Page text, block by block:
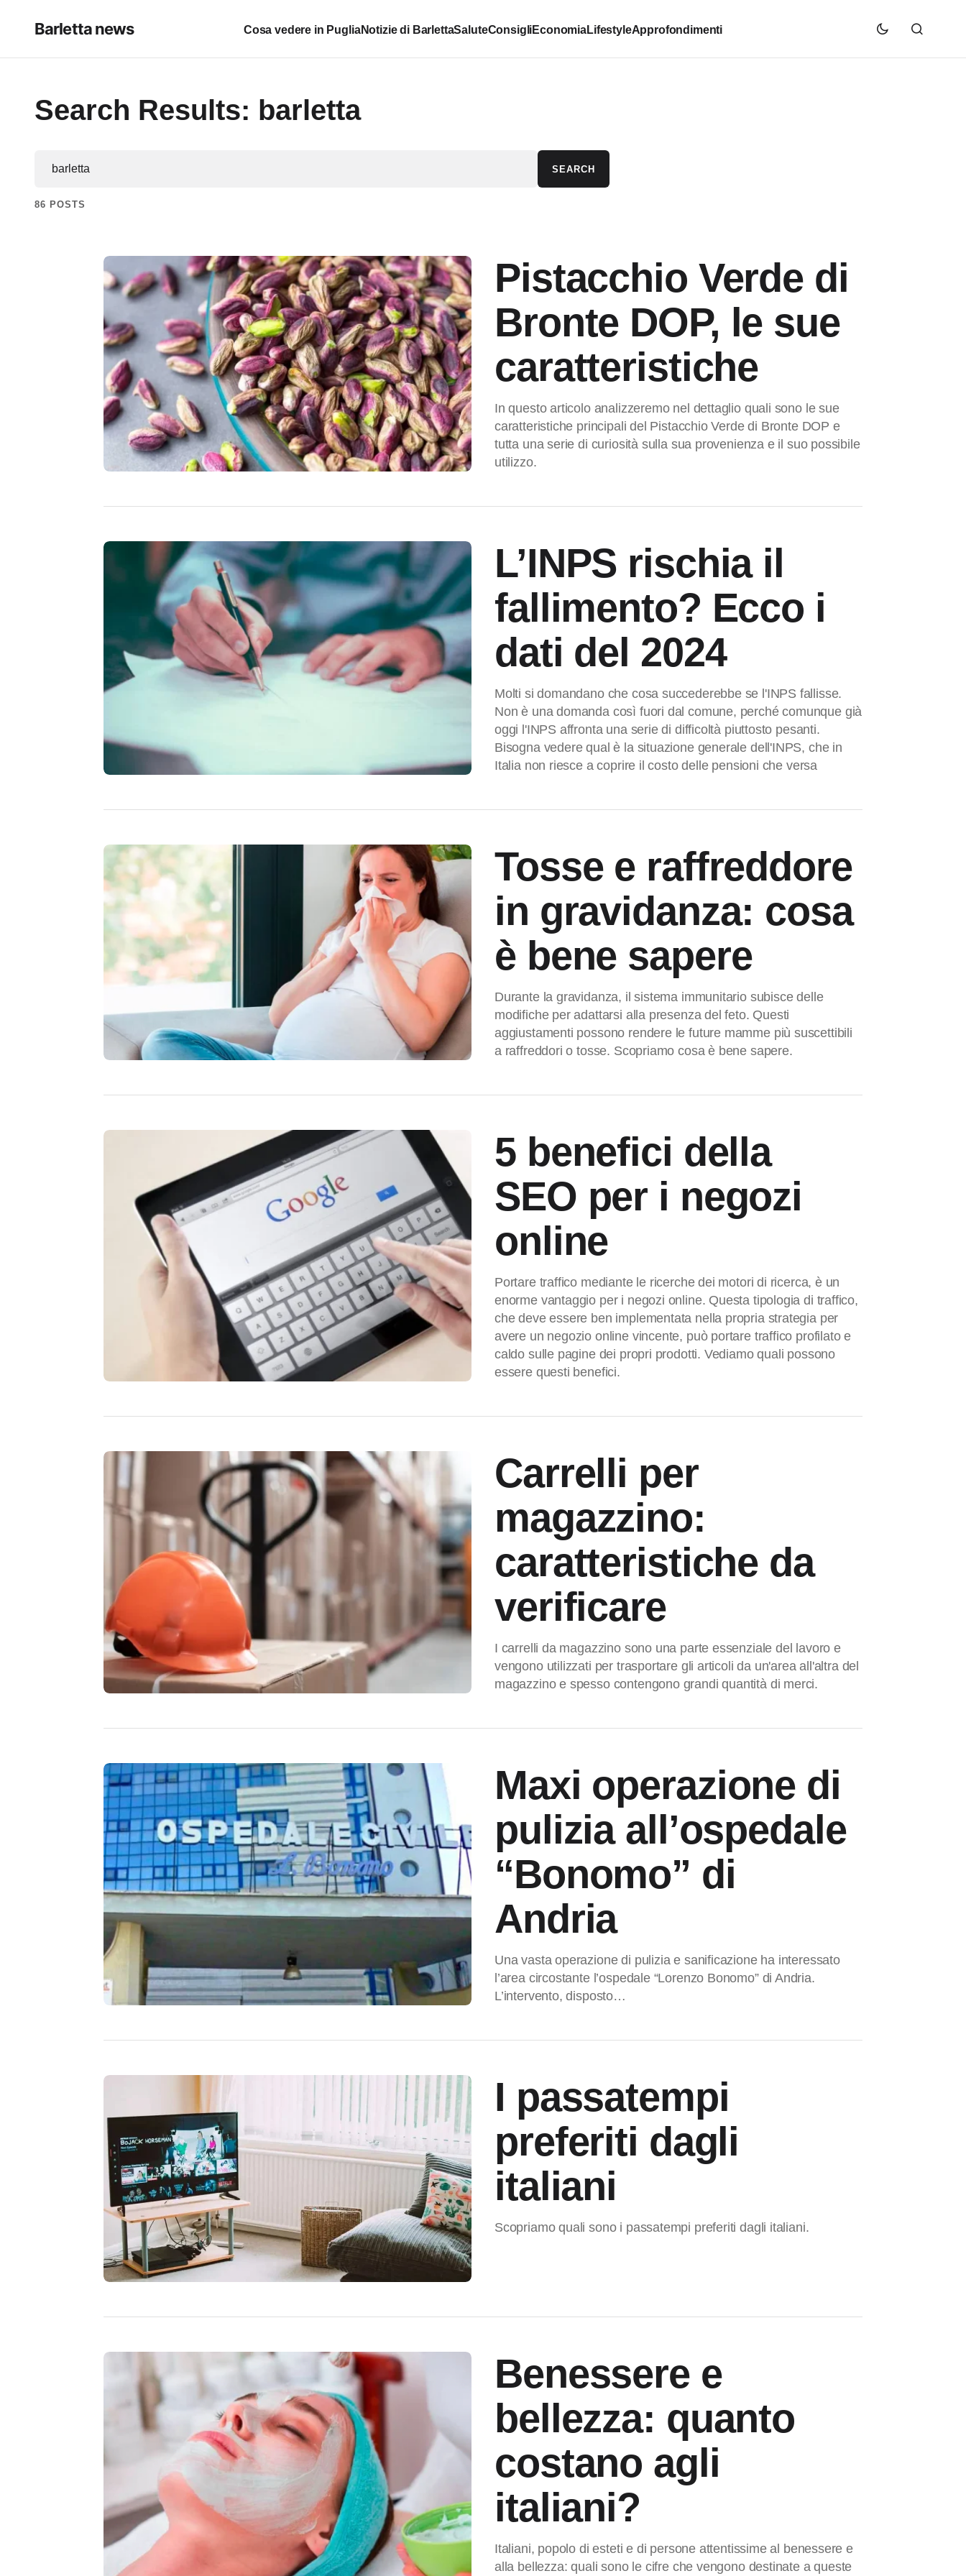
Barletta news Cosa vedere in PugliaNotizie di BarlettaSaluteConsigliEconomiaLifestyleApprofondimenti
Search Results: barletta
SEARCH
86 POSTS
Pistacchio Verde di
Bronte DOP, le sue
caratteristiche
In questo articolo analizzeremo nel dettaglio quali sono le sue
caratteristiche principali del Pistacchio Verde di Bronte DOP e
tutta una serie di curiosità sulla sua provenienza e il suo possibile
utilizzo.
L’INPS rischia il
fallimento? Ecco i
dati del 2024
Molti si domandano che cosa succederebbe se l'INPS fallisse.
Non è una domanda così fuori dal comune, perché comunque già
oggi l'INPS affronta una serie di difficoltà piuttosto pesanti.
Bisogna vedere qual è la situazione generale dell'INPS, che in
Italia non riesce a coprire il costo delle pensioni che versa
Tosse e raffreddore
in gravidanza: cosa
è bene sapere
Durante la gravidanza, il sistema immunitario subisce delle
modifiche per adattarsi alla presenza del feto. Questi
aggiustamenti possono rendere le future mamme più suscettibili
a raffreddori o tosse. Scopriamo cosa è bene sapere.
5 benefici della
SEO per i negozi
online
Portare traffico mediante le ricerche dei motori di ricerca, è un
enorme vantaggio per i negozi online. Questa tipologia di traffico,
che deve essere ben implementata nella propria strategia per
avere un negozio online vincente, può portare traffico profilato e
caldo sulle pagine dei propri prodotti. Vediamo quali possono
essere questi benefici.
Carrelli per
magazzino:
caratteristiche da
verificare
I carrelli da magazzino sono una parte essenziale del lavoro e
vengono utilizzati per trasportare gli articoli da un'area all'altra del
magazzino e spesso contengono grandi quantità di merci.
Maxi operazione di
pulizia all’ospedale
“Bonomo” di
Andria
Una vasta operazione di pulizia e sanificazione ha interessato
l’area circostante l’ospedale “Lorenzo Bonomo” di Andria.
L’intervento, disposto…
I passatempi
preferiti dagli
italiani
Scopriamo quali sono i passatempi preferiti dagli italiani.
Benessere e
bellezza: quanto
costano agli
italiani?
Italiani, popolo di esteti e di persone attentissime al benessere e
alla bellezza: quali sono le cifre che vengono destinate a queste